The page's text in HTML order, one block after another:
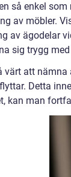
så enkel
av möbler.
av ägodelar
sig trygg
värt att
Detta
kan man